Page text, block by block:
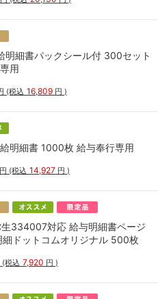
明細書パックシール付 300セット
用
(税込 16,809 円 )
明細書 1000枚 給与奉行専用
円 (税込 14,927 円 )
生334007対応 給与明細書ページ
細ドットコムオリジナル 500枚
(税込 7,920 円 )